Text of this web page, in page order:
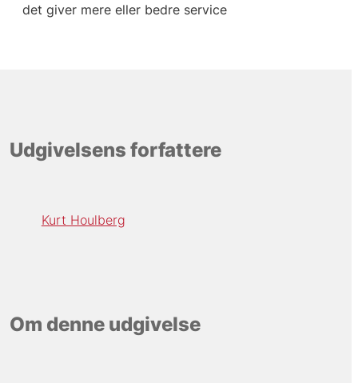
det giver mere eller bedre service
Udgivelsens forfattere
Kurt Houlberg
Om denne udgivelse